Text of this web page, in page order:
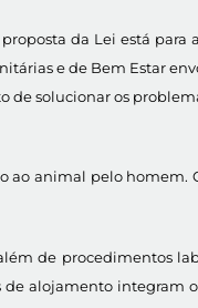
da Lei está para
e de Bem Estar
solucionar os
animal pelo homem.
de procedimentos
de alojamento integram